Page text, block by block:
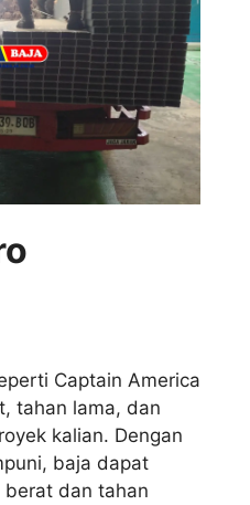
Captain America
tahan lama, dan
kalian. Dengan
baja dapat
berat dan tahan